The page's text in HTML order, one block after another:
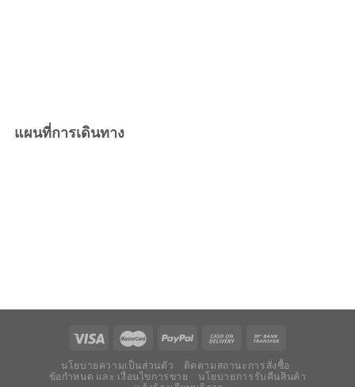
แผนที่การเดินทาง
นโยบายความเป็นส่วนตัว
ติดตามสถานะการสั่งซื้อ
ข้อกำหนด และ เงื่อนไขการขาย
นโยบายการรับคืนสินค้า